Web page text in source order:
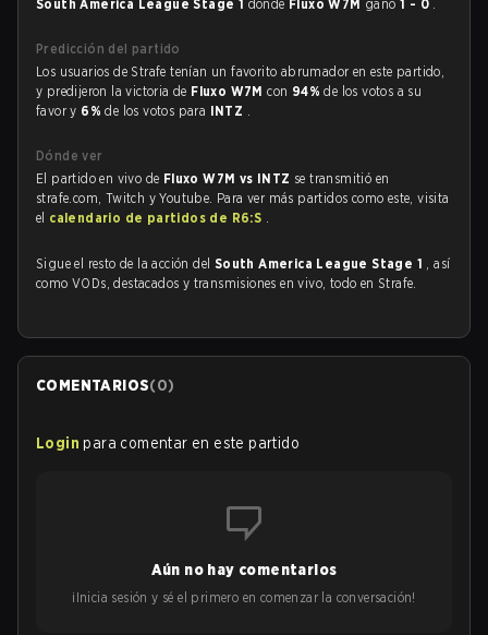
South America League Stage 1 donde Fluxo W7M ganó1 - 0 .
Predicción del partido
Los usuarios de Strafe tenían un favorito abrumador en este partido,
y predijeron la victoria de Fluxo W7Mcon 94%de los votos a su
favor y 6%de los votos para INTZ .
Dónde ver
El partido en vivo de Fluxo W7M vs INTZ se transmitió en
strafe.com, Twitch y Youtube. Para ver más partidos como este, visita
el calendario de partidos de R6:S .
Sigue el resto de la acción del South America League Stage 1 , así
como VODs, destacados y transmisiones en vivo, todo en Strafe.
COMENTARIOS(0)
Login para comentar en este partido
Aún no hay comentarios
¡Inicia sesión y sé el primero en comenzar la conversación!